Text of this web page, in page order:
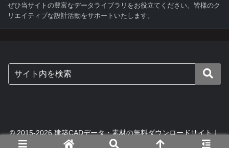
ぜひ当サイトの豊富なデータライブラリをお役立てください。皆様のク
リエイティブな設計活動をサポートいたします。
© 2015-2026 建築CADデータ・素材の無料ダウンロードサイト｜
digital-architex.